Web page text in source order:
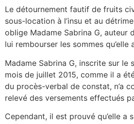
Le détournement fautif de fruits
sous-location à l’insu et au
oblige Madame Sabrina G, auteur
lui rembourser les sommes qu’elle
Madame Sabrina G, inscrite sur le
mois de juillet 2015, comme il a
du procès-verbal de constat, n’a
relevé des versements effectués
Cependant, il est prouvé qu’elle a